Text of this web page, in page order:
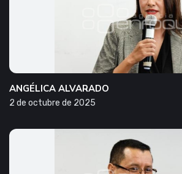
ANGÉLICA ALVARADO
2 de octubre de 2025